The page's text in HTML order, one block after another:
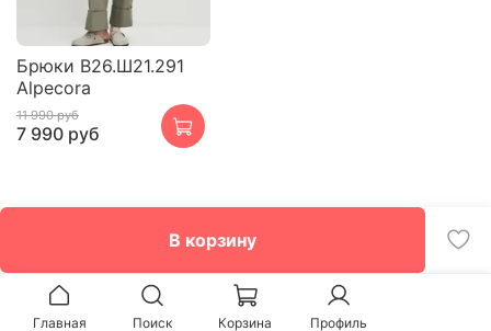
В корзину
Брюки В26.Ш21.291
Alpecora
11 990 руб
7 990 руб
Главная Поиск Корзина Профиль